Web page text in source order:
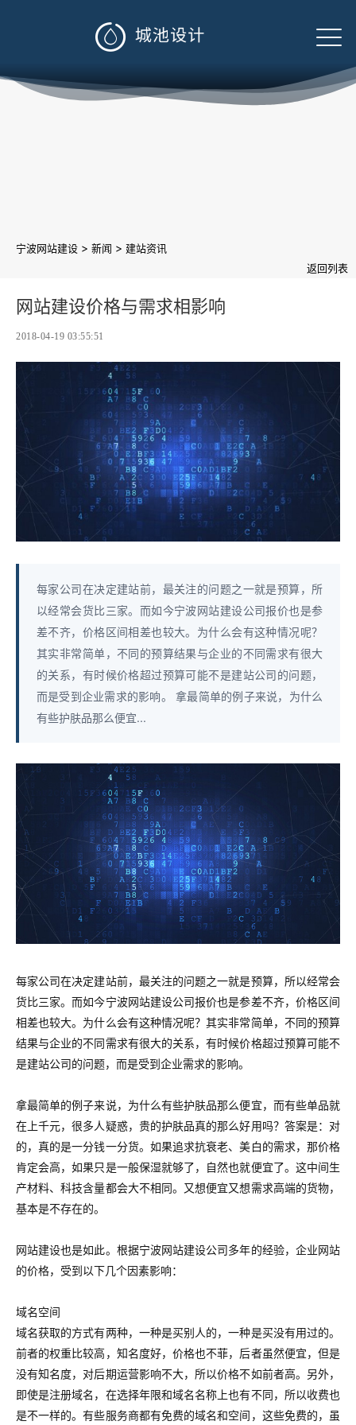

宁波网站建设 > 新闻 > 建站资讯
返回列表
网站建设价格与需求相影响
2018-04-19 03:55:51
每家公司在决定建站前，最关注的问题之一就是预算，所
以经常会货比三家。而如今宁波网站建设公司报价也是参
差不齐，价格区间相差也较大。为什么会有这种情况呢？
其实非常简单，不同的预算结果与企业的不同需求有很大
的关系，有时候价格超过预算可能不是建站公司的问题，
而是受到企业需求的影响。 拿最简单的例子来说，为什么
有些护肤品那么便宜...
每家公司在决定建站前，最关注的问题之一就是预算，所以经常会
货比三家。而如今宁波网站建设公司报价也是参差不齐，价格区间
相差也较大。为什么会有这种情况呢？其实非常简单，不同的预算
结果与企业的不同需求有很大的关系，有时候价格超过预算可能不
是建站公司的问题，而是受到企业需求的影响。
拿最简单的例子来说，为什么有些护肤品那么便宜，而有些单品就
在上千元，很多人疑惑，贵的护肤品真的那么好用吗？答案是：对
的，真的是一分钱一分货。如果追求抗衰老、美白的需求，那价格
肯定会高，如果只是一般保湿就够了，自然也就便宜了。这中间生
产材料、科技含量都会大不相同。又想便宜又想需求高端的货物，
基本是不存在的。
网站建设也是如此。根据宁波网站建设公司多年的经验，企业网站
的价格，受到以下几个因素影响：
域名空间
域名获取的方式有两种，一种是买别人的，一种是买没有用过的。
前者的权重比较高，知名度好，价格也不菲，后者虽然便宜，但是
没有知名度，对后期运营影响不大，所以价格不如前者高。另外，
即使是注册域名，在选择年限和域名名称上也有不同，所以收费也
是不一样的。有些服务商都有免费的域名和空间，这些免费的，虽